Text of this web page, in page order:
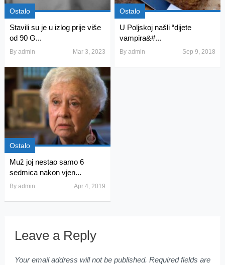
Ostalo
Stavili su je u izlog prije više
od 90 G...
By admin Mar 3, 2023
Ostalo
U Poljskoj našli “dijete
vampira&#...
Byadmin Sep 9, 2018
Ostalo
Muž joj nestao samo 6
sedmica nakon vjen...
By admin Apr 4, 2019
Leave a Reply
Your email address will not be published. Required fields are